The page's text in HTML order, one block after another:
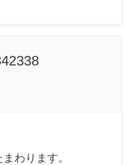
わります。